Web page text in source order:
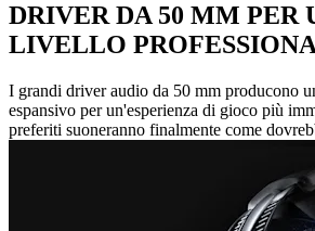
DRIVER DA 50 MM PER
LIVELLO
I grandi driver audio da 50 mm producono
espansivo per un'esperienza di gioco più
preferiti suoneranno finalmente come